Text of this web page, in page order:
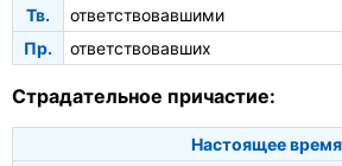
Тв.
ответствовавшими
Пр.
ответствовавших
Страдательное причастие:
Настоящее время